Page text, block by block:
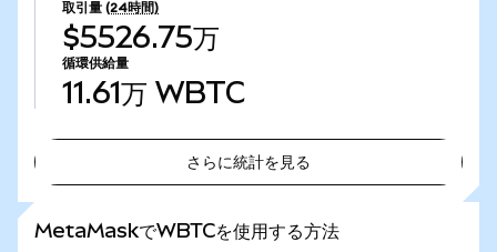
取引量 (24時間)
$5526.75万
循環供給量
11.61万 WBTC
さらに統計を見る
MetaMaskでWBTCを使用する方法